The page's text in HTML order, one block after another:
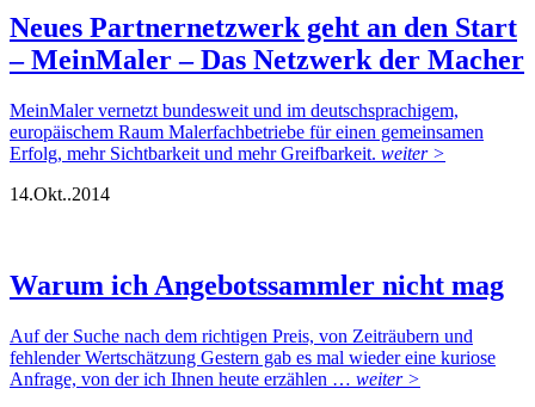
Neues Partnernetzwerk geht an den Start
– MeinMaler – Das Netzwerk der Macher
MeinMaler vernetzt bundesweit und im deutschsprachigem,
europäischem Raum Malerfachbetriebe für einen gemeinsamen
Erfolg, mehr Sichtbarkeit und mehr Greifbarkeit. weiter >
14.Okt..2014
Warum ich Angebotssammler nicht mag
Auf der Suche nach dem richtigen Preis, von Zeiträubern und
fehlender Wertschätzung Gestern gab es mal wieder eine kuriose
Anfrage, von der ich Ihnen heute erzählen … weiter >